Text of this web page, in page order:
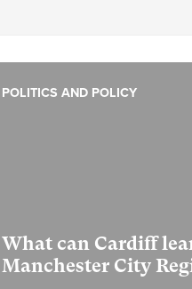
What can Cardiff
Manchester City
POLITICS AND POLICY